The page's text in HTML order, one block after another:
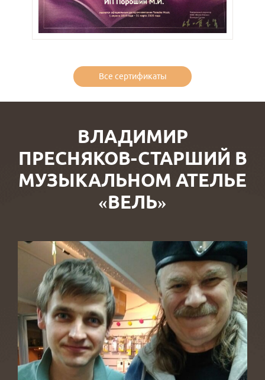
Все сертификаты
ВЛАДИМИР
ПРЕСНЯКОВ-СТАРШИЙ В
МУЗЫКАЛЬНОМ АТЕЛЬЕ
«ВЕЛЬ»